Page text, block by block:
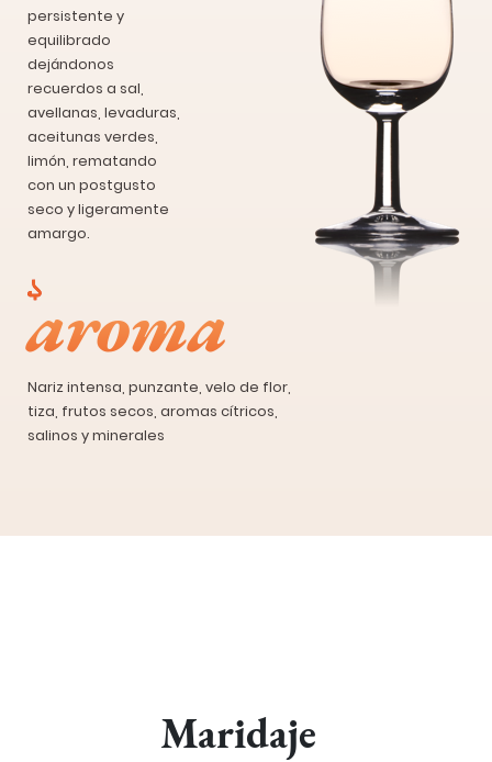
persistente y
equilibrado
dejándonos
recuerdos a sal,
avellanas, levaduras,
aceitunas verdes,
limón, rematando
con un postgusto
seco y ligeramente
amargo.
aroma
Nariz intensa, punzante, velo de flor,
tiza, frutos secos, aromas cítricos,
salinos y minerales
Maridaje